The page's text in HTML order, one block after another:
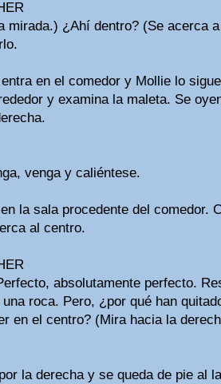
mirada.) ¿Ahí dentro? (Se acerca
en el comedor y Mollie lo
y examina la maleta. Se
venga y caliéntese.
la sala procedente del comedor.
al centro.
absolutamente perfecto.
roca. Pero, ¿por qué han
en el centro? (Mira hacia la
la derecha y se queda de pie al